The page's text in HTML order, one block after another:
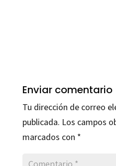
Enviar comentario
Tu dirección de correo
publicada. Los campos
marcados con *